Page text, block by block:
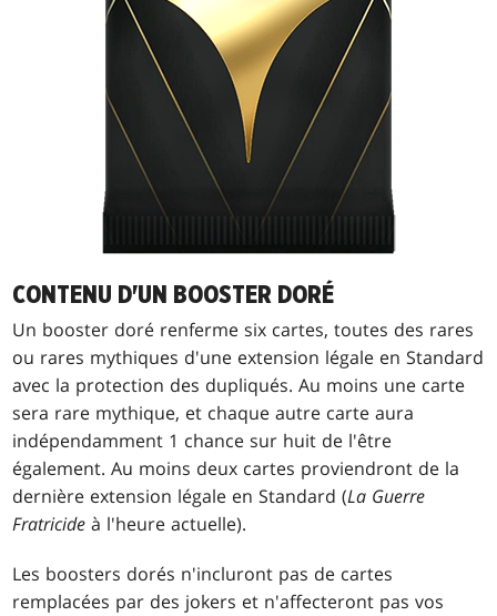
CONTENU D'UN BOOSTER DORÉ
Un booster doré renferme six cartes, toutes des rares
ou rares mythiques d'une extension légale en Standard
avec la protection des dupliqués. Au moins une carte
sera rare mythique, et chaque autre carte aura
indépendamment 1 chance sur huit de l'être
également. Au moins deux cartes proviendront de la
dernière extension légale en Standard (La Guerre
Fratricide à l'heure actuelle).
Les boosters dorés n'incluront pas de cartes
remplacées par des jokers et n'affecteront pas vos